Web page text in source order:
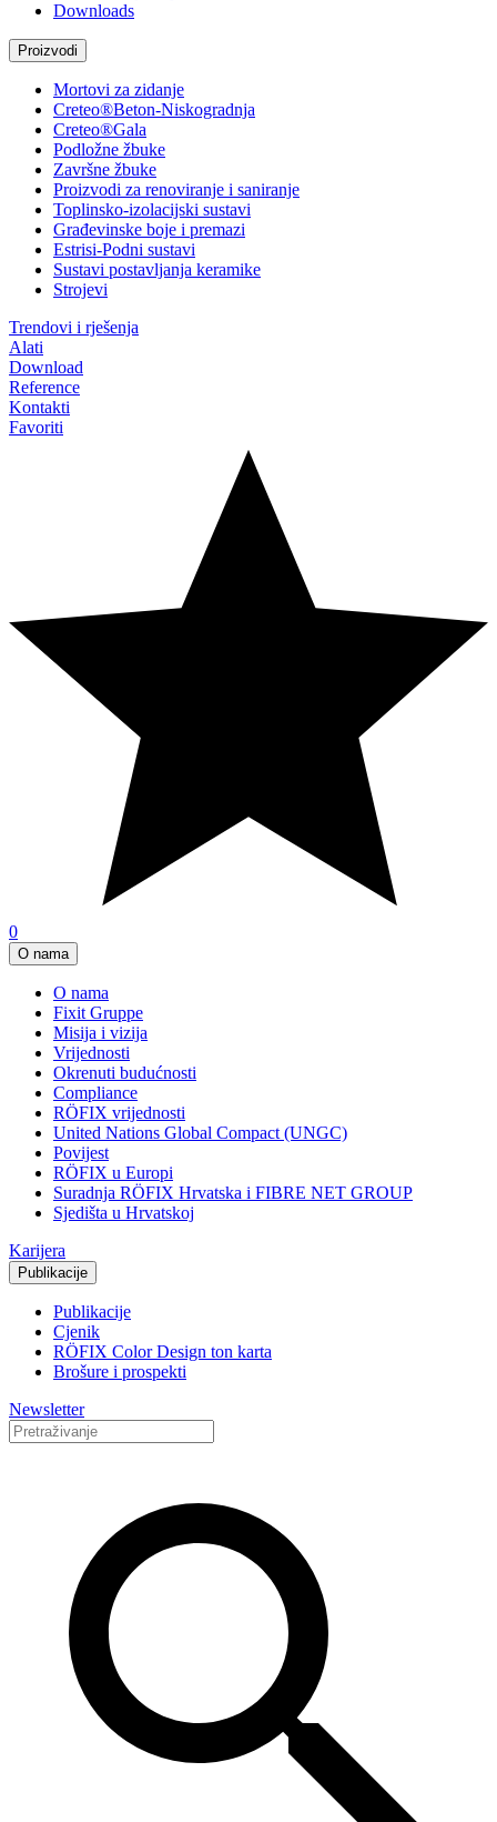
Downloads
Proizvodi
Mortovi za zidanje
Creteo®Beton-Niskogradnja
Creteo®Gala
Podložne žbuke
Završne žbuke
Proizvodi za renoviranje i saniranje
Toplinsko-izolacijski sustavi
Građevinske boje i premazi
Estrisi-Podni sustavi
Sustavi postavljanja keramike
Strojevi
Trendovi i rješenja
Alati
Download
Reference
Kontakti
Favoriti
0
O nama
O nama
Fixit Gruppe
Misija i vizija
Vrijednosti
Okrenuti budućnosti
Compliance
RÖFIX vrijednosti
United Nations Global Compact (UNGC)
Povijest
RÖFIX u Europi
Suradnja RÖFIX Hrvatska i FIBRE NET GROUP
Sjedišta u Hrvatskoj
Karijera
Publikacije
Publikacije
Cjenik
RÖFIX Color Design ton karta
Brošure i prospekti
Newsletter